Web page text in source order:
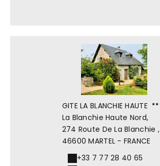
GITE LA BLANCHIE HAUTE
La Blanchie Haute Nord,
274 Route De La Blanchie ,
46600 MARTEL - FRANCE
+33 7 77 28 40 65